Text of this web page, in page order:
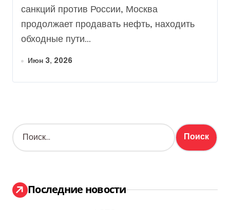
санкций против России, Москва
продолжает продавать нефть, находить
обходные пути...
Июн 3, 2026
Н
а
:
Последние новости